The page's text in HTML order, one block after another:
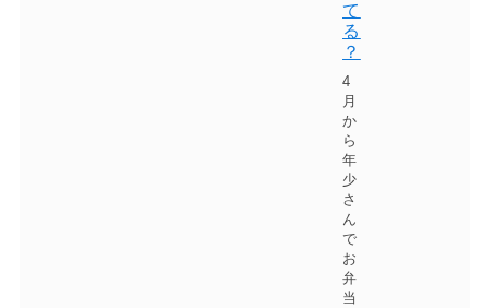
て
る
？
4
月
か
ら
年
少
さ
ん
で
お
弁
当